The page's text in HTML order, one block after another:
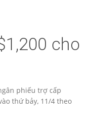
cho
phiếu trợ cấp
thứ bảy, 11/4 theo